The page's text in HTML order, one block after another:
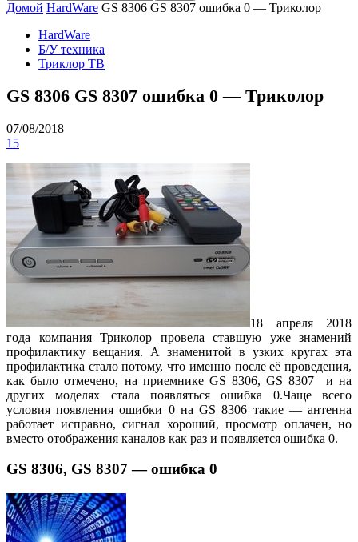
Домой HardWare GS 8306 GS 8307 ошибка 0 — Триколор
HardWare
Б/У техника
Триклор ТВ
GS 8306 GS 8307 ошибка 0 — Триколор
07/08/2018
15
18 апреля 2018
года компания Триколор провела ставшую уже знамений
профилактику вещания. А знаменитой в узких кругах эта
профилактика стало потому, что именно после её проведения,
как было отмечено, на приемнике GS 8306, GS 8307 и на
других моделях стала появляться ошибка 0.Чаще всего
условия появления ошибки 0 на GS 8306 такие — антенна
работает исправно, сигнал хороший, просмотр оплачен, но
вместо отображения каналов как раз и появляется ошибка 0.
GS 8306, GS 8307 — ошибка 0